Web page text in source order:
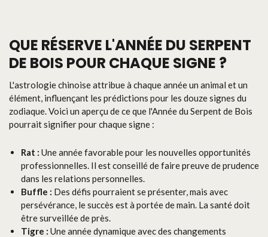
QUE RÉSERVE L'ANNÉE DU SERPENT
DE BOIS POUR CHAQUE SIGNE ?
L'astrologie chinoise attribue à chaque année un animal et un
élément, influençant les prédictions pour les douze signes du
zodiaque. Voici un aperçu de ce que l'Année du Serpent de Bois
pourrait signifier pour chaque signe :
Rat : Une année favorable pour les nouvelles opportunités
professionnelles. Il est conseillé de faire preuve de prudence
dans les relations personnelles.
Buffle : Des défis pourraient se présenter, mais avec
persévérance, le succès est à portée de main. La santé doit
être surveillée de près.
Tigre : Une année dynamique avec des changements